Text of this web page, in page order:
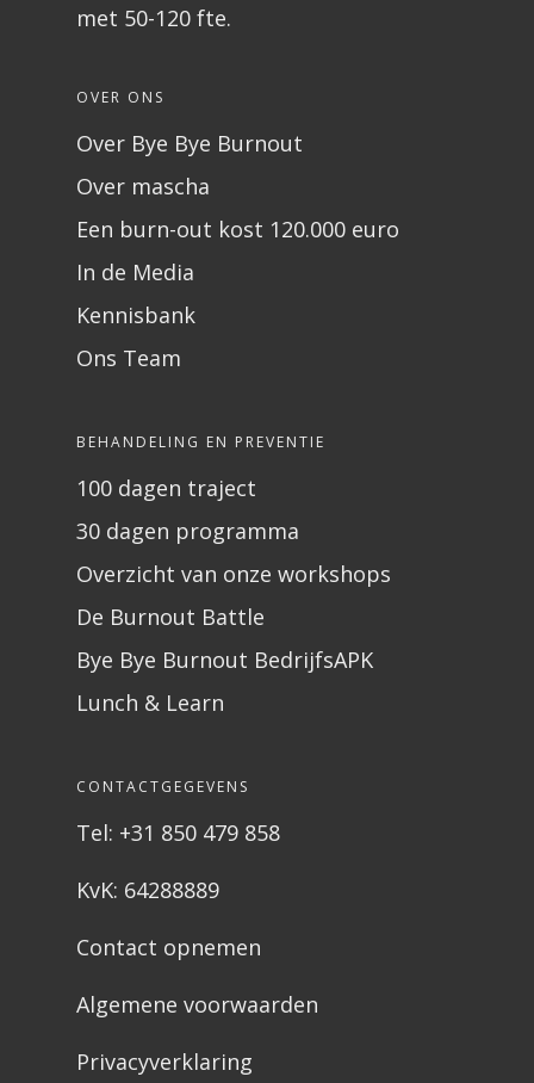
met 50-120 fte.
OVER ONS
Over Bye Bye Burnout
Over mascha
Een burn-out kost 120.000 euro
In de Media
Kennisbank
Ons Team
BEHANDELING EN PREVENTIE
100 dagen traject
30 dagen programma
Overzicht van onze workshops
De Burnout Battle
Bye Bye Burnout BedrijfsAPK
Lunch & Learn
CONTACTGEGEVENS
Tel: +31 850 479 858
KvK: 64288889
Contact opnemen
Algemene voorwaarden
Privacyverklaring